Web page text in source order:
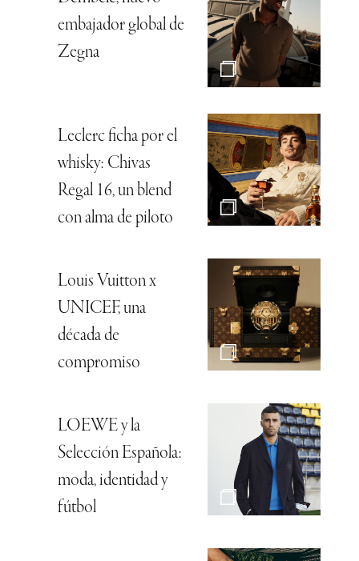
embajador global de
Zegna
Leclerc ficha por el
whisky: Chivas
Regal 16, un blend
con alma de piloto
Louis Vuitton x
UNICEF, una
década de
compromiso
LOEWE y la
Selección Española:
moda, identidad y
fútbol